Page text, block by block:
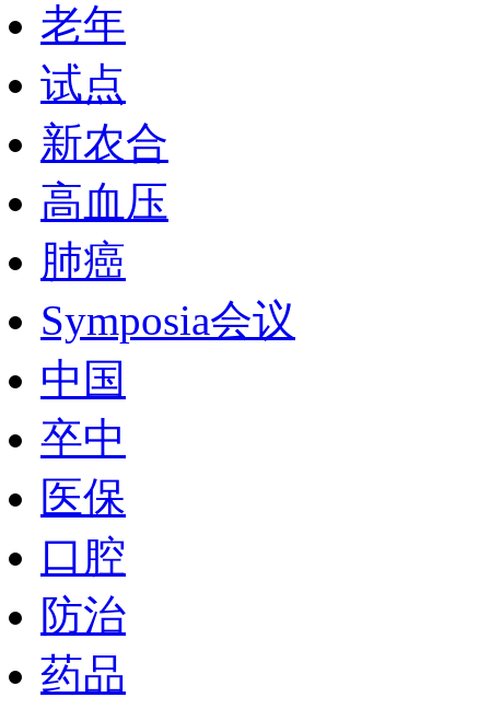
老年
试点
新农合
高血压
肺癌
Symposia会议
中国
卒中
医保
口腔
防治
药品